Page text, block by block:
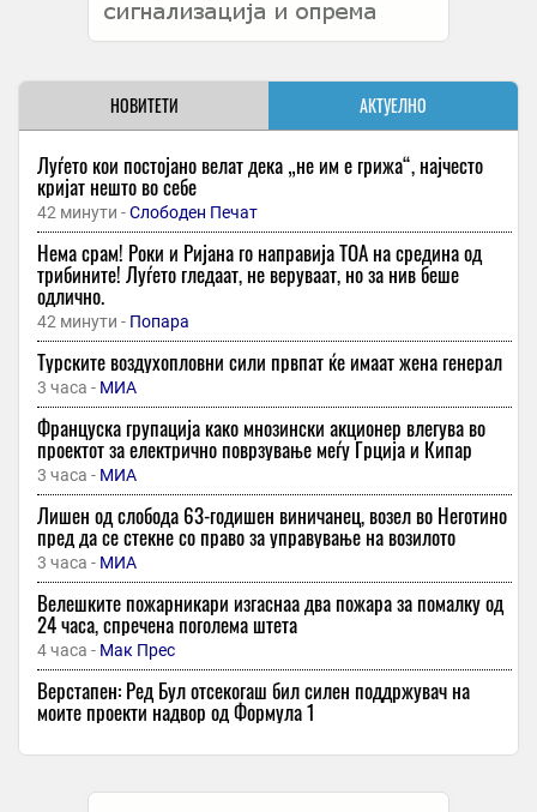
НОВИТЕТИ АКТУЕЛНО
Луѓето кои постојано велат дека „не им е грижа“, најчесто
кријат нешто во себе
42 минути -Слободен Печат
Нема срам! Роки и Ријана го направија ТОА на средина од
трибините! Луѓето гледаат, не веруваат, но за нив беше
одлично.
42 минути - Попара
Турските воздухопловни сили првпат ќе имаат жена генерал
3 часа - МИА
Француска групација како мнозински акционер влегува во
проектот за електрично поврзување меѓу Грција и Кипар
3 часа - МИА
Лишен од слобода 63-годишен виничанец, возел во Неготино
пред да се стекне со право за управување на возилото
3 часа - МИА
Велешките пожарникари изгаснаа два пожара за помалку од
24 часа, спречена поголема штета
4 часа - Мак Прес
Верстапен: Ред Бул отсекогаш бил силен поддржувач на
моите проекти надвор од Формула 1
Киатипис и зошто не смеете да го пропуштите овој спектакл?